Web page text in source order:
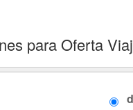
para Oferta